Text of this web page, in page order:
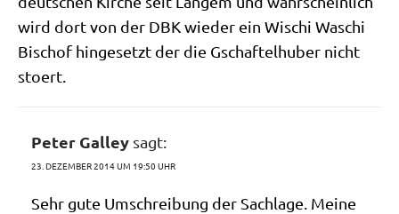
wird dort von der DBK wie­der ein Wischi Waschi
Bischof hin­ge­setzt der die Gschaft­el­hu­ber nicht
stoert.
Peter Galley sagt:
23. DEZEMBER 2014 UM 19:50 UHR
Sehr gute Umschrei­bung der Sach­la­ge. Mei­ne